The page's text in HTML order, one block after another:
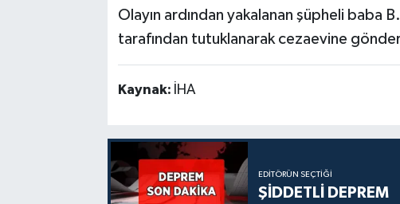
Olayın ardından yakalanan şüpheli baba
tarafından tutuklanarak cezaevine
Kaynak: İHA
EDITÖRÜN SEÇTIĞI
ŞİDDETLİ DEPREM